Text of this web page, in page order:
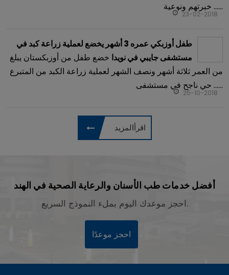
خبرتهم ونوعية ......
23-02-2018
طفل أوزبكي عمره 3 أشهر يخضع لعملية زراعة كبد في
مستشفى جايبي في نويدا خضع طفل من أوزبكستان يبلغ
من العمر ثلاثة أشهر ونصف الشهر لعملية زراعة الكبد من المتبرع
حي ناجح في مستشفى ......
25-10-2018
اقرأالمزيد
أفضل خدمات طب الأسنان والرعاية الصحية في الهند
احجز موعدك اليوم بملء النموذج السريع.
احجز موعدًا